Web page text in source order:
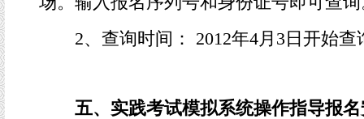
2、查询时间： 2012年4月3日开始查
五、实践考试模拟系统操作指导报名